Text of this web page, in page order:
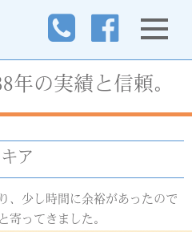
年の実績と信頼。
ア
、少し時間に余裕があったので
寄ってきました。